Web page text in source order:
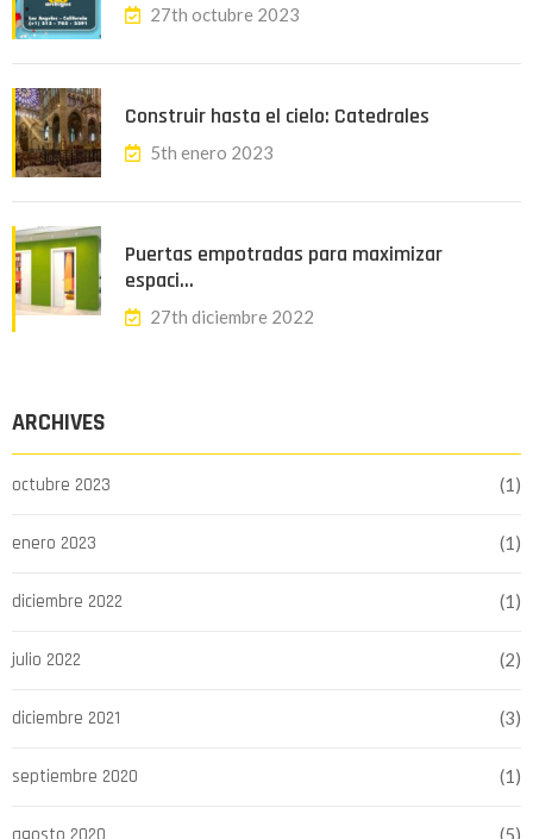
27th octubre 2023
Construir hasta el cielo: Catedrales
5th enero 2023
Puertas empotradas para maximizar
espaci…
27th diciembre 2022
ARCHIVES
octubre 2023 (1)
enero 2023 (1)
diciembre 2022 (1)
julio 2022 (2)
diciembre 2021 (3)
septiembre 2020 (1)